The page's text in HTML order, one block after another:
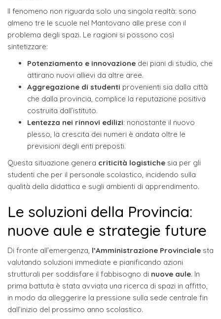
Il fenomeno non riguarda solo una singola realtà: sono
almeno tre le scuole nel Mantovano alle prese con il
problema degli spazi. Le ragioni si possono così
sintetizzare:
Potenziamento e innovazione dei piani di studio, che
attirano nuovi allievi da altre aree.
Aggregazione di studenti provenienti sia dalla città
che dalla provincia, complice la reputazione positiva
costruita dall’istituto.
Lentezza nei rinnovi edilizi: nonostante il nuovo
plesso, la crescita dei numeri è andata oltre le
previsioni degli enti preposti.
Questa situazione genera criticità logistiche sia per gli
studenti che per il personale scolastico, incidendo sulla
qualità della didattica e sugli ambienti di apprendimento.
Le soluzioni della Provincia:
nuove aule e strategie future
Di fronte all’emergenza, l’Amministrazione Provinciale sta
valutando soluzioni immediate e pianificando azioni
strutturali per soddisfare il fabbisogno di nuove aule. In
prima battuta è stata avviata una ricerca di spazi in affitto,
in modo da alleggerire la pressione sulla sede centrale fin
dall’inizio del prossimo anno scolastico.